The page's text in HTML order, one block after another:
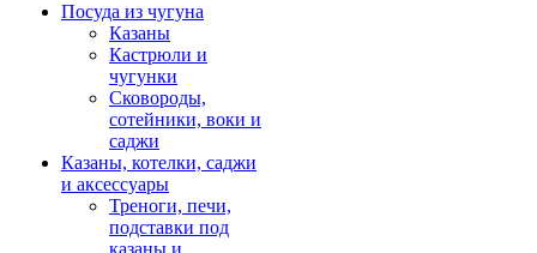
Посуда из чугуна
Казаны
Кастрюли и
чугунки
Сковороды,
сотейники, воки и
саджи
Казаны, котелки, саджи
и аксессуары
Треноги, печи,
подставки под
казаны и